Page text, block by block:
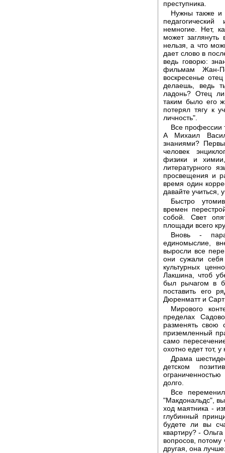
преступника.
Нужны также и
немногие. Нет,
может
нельзя, а что
дает слово в
ведь говорю:
фильмам Жан-
воскресенье
делаешь, ведь
ладонь? Отец
таким было его
потерял тягу к
личность".
Все профессии
А Михаил
знаниями?
человек
физики и химии,
литературного
просвещения и
время один
давайте учиться,
Быстро
времен
собой. Свет
площади всего
Вновь -
единомыслие,
выросли все
они сужали
культурных
Лакшина, чтоб
был рычагом в
поставить его
Дюренматт и
Мирового
пределах
разменять свою
приземленный
само
охотно едет тот,
Драма
детском
долго.
Все
"Макдональдс",
ход маятника -
глубинный
будете ли вы
квартиру? -
вопросов, потому
другая, она